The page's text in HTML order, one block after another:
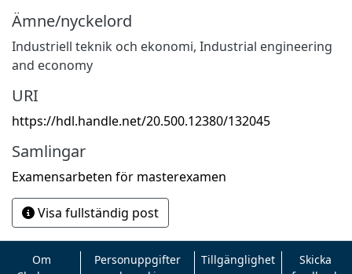
Ämne/nyckelord
Industriell teknik och ekonomi, Industrial engineering
and economy
URI
https://hdl.handle.net/20.500.12380/132045
Samlingar
Examensarbeten för masterexamen
Visa fullständig post
Om
Personuppgifter
Tillgänglighet
Skicka